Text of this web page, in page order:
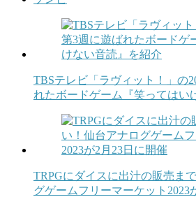
TBSテレビ「ラヴィット！」の
れたボードゲーム『笑ってはい
TRPGにダイスに出汁の販売ま
グゲームフリーマーケット2023